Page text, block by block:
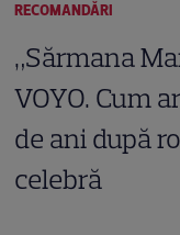
RECOMANDĂRI
„Sărmana
VOYO. Cum
de ani după
celebră